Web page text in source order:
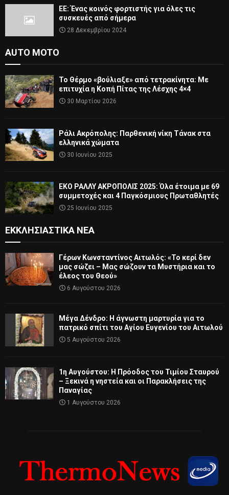
ΕΕ: Ένας κοινός φορτιστής για όλες τις
συσκευές από σήμερα
28 Δεκεμβρίου 2024
AUTO MOTO
Το Θέρμο «βούλιαξε» από τετρακίνητα: Με
επιτυχία η Κοπή Πίτας της Λέσχης 4×4
30 Μαρτίου 2026
Ράλι Ακρόπολης: Παρθενική νίκη Τάνακ στα
ελληνικά χώματα
30 Ιουνίου 2025
ΕΚΟ ΡΑΛΛΥ ΑΚΡΟΠΟΛΙΣ 2025: Όλα έτοιμα με 69
συμμετοχές και 4 Παγκόσμιους Πρωταθλητές
25 Ιουνίου 2025
ΕΚΚΛΗΣΙΑΣΤΙΚΆ ΝΈΑ
Γέρων Κωνσταντίνος Αιτωλός: «Το κερί δεν
μας σώζει – Μας σώζουν τα Μυστήρια και το
έλεος του Θεού»
6 Αυγούστου 2026
Μέγα Δένδρο: Η άγνωστη μαρτυρία για το
πατρικό σπίτι του Αγίου Ευγενίου του Αιτωλού
5 Αυγούστου 2026
1η Αυγούστου: Η Πρόοδος του Τιμίου Σταυρού
– Ξεκινά η νηστεία και οι Παρακλήσεις της
Παναγίας
1 Αυγούστου 2026